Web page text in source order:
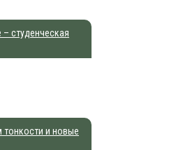
– студенческая
тонкости и новые